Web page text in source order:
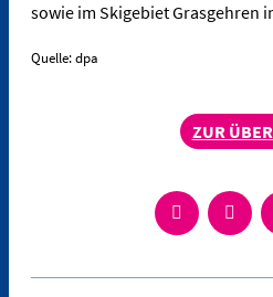
sowie im Skigebiet Grasgehren
Quelle: dpa
ZUR